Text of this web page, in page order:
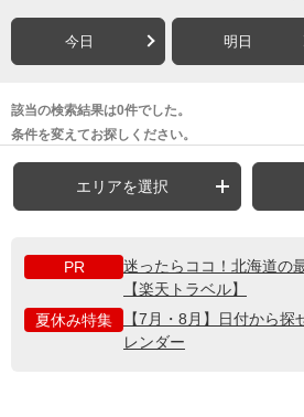
今日 明日
該当の検索結果は0件でした。
条件を変えてお探しください。
エリアを選択
PR
迷ったらココ！北海道の
【楽天トラベル】
夏休み特集
【7月・8月】日付から
レンダー